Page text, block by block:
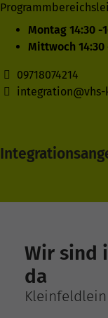
Montag 14:30 -
Mittwoch 14:30
09718074214
integration@vhs-
Wir sind
da
Kleinfeldlein